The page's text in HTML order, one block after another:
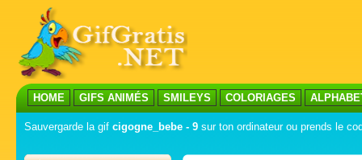
HOME GIFS ANIMÉS SMILEYS COLORIAGES
Sauvergarde la gif cigogne_bebe - 9 sur ton ordinateur ou prends le